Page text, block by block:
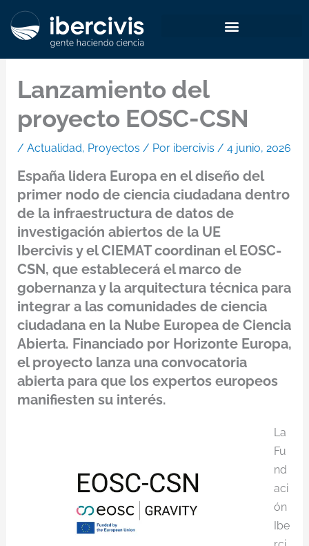
Lanzamiento del
proyecto EOSC-CSN
/ Actualidad, Proyectos / Por ibercivis / 4 junio, 2026
España lidera Europa en el diseño del
primer nodo de ciencia ciudadana dentro
de la infraestructura de datos de
investigación abiertos de la UE
Ibercivis y el CIEMAT coordinan el EOSC-
CSN, que establecerá el marco de
gobernanza y la arquitectura técnica para
integrar a las comunidades de ciencia
ciudadana en la Nube Europea de Ciencia
Abierta. Financiado por Horizonte Europa,
el proyecto lanza una convocatoria
abierta para que los expertos europeos
manifiesten su interés.
La
Fu
nd
aci
ón
Ibe